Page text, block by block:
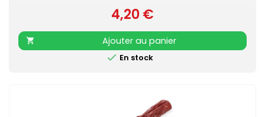
Prix
4,20 €

Ajouter au panier
 En stock